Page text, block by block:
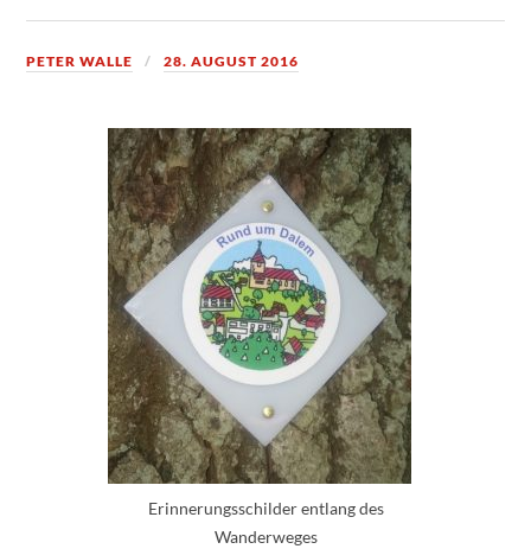
PETER WALLE 28. AUGUST 2016
Erinnerungsschilder entlang des
Wanderweges